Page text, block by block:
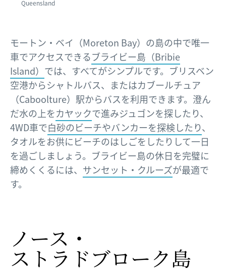
Queensland
モートン・ベイ（Moreton Bay）の島の中で唯一
車でアクセスできるブライビー島（Bribie
Island） では、すべてがシンプルです。ブリスベン
空港からシャトルバス、またはカブールチュア
（Caboolture）駅からバスを利用できます。澄ん
だ水の上をカヤックで進みジュゴンを探したり、
4WD車で白砂のビーチやバンカーを探検したり、
タオルをお供にビーチのはしごをしたりして一日
を過ごしましょう。ブライビー島の休日を完璧に
締めくくるには、 サンセット・クルーズが最適で
す。
ノース・
ストラドブローク島